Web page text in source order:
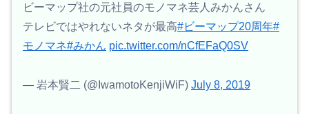
ビーマップ社の元社員のモノマネ芸人みかんさん
テレビではやれないネタが最高#ビーマップ20周年#
モノマネ#みかん pic.twitter.com/nCfEFaQ0SV
— 岩本賢二 (@IwamotoKenjiWiF) July 8, 2019